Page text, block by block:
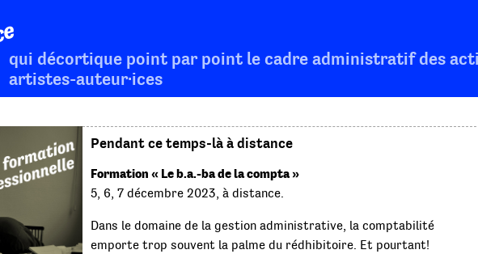
qui décortique point par point le cadre administratif des
artistes-auteur·ices
Pendant ce temps-là à distance
Formation « Le b.a.-ba de la compta »
5, 6, 7 décembre 2023, à distance.
Dans le domaine de la gestion administrative, la comptabilité
emporte trop souvent la palme du rédhibitoire. Et pourtant!